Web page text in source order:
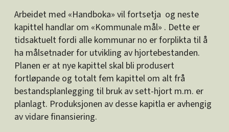
Arbeidet med «Handboka» vil fortsetja og neste
kapittel handlar om «Kommunale mål» . Dette er
tidsaktuelt fordi alle kommunar no er forplikta til å
ha målsetnader for utvikling av hjortebestanden.
Planen er at nye kapittel skal bli produsert
fortløpande og totalt fem kapittel om alt frå
bestandsplanlegging til bruk av sett-hjort m.m. er
planlagt. Produksjonen av desse kapitla er avhengig
av vidare finansiering.